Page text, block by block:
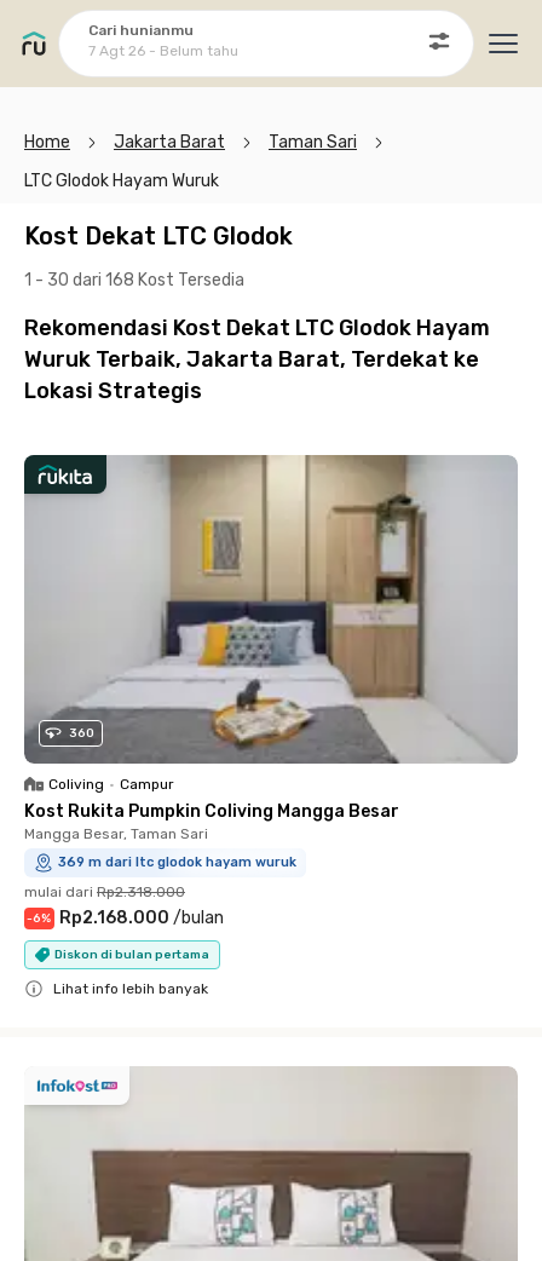
Cari hunianmu
7 Agt 26 - Belum tahu
Home Jakarta Barat
Taman Sari
LTC Glodok Hayam Wuruk
Kost Dekat LTC Glodok
1 - 30 dari 168 Kost Tersedia
Rekomendasi Kost Dekat LTC Glodok Hayam
Wuruk Terbaik, Jakarta Barat, Terdekat ke
Lokasi Strategis
360
Coliving • Campur
Kost Rukita Pumpkin Coliving Mangga Besar
Mangga Besar, Taman Sari
369 m dari ltc glodok hayam wuruk
mulai dari Rp2.318.000
-6% Rp2.168.000 /bulan
Diskon di bulan pertama
Lihat info lebih banyak